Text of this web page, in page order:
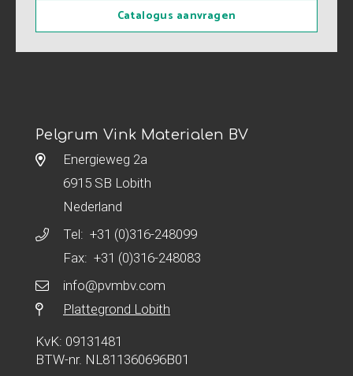
Catalogus aanvragen
Pelgrum Vink Materialen BV
Energieweg 2a
6915 SB Lobith
Nederland
Tel: +31 (0)316-248099
Fax: +31 (0)316-248083
info@pvmbv.com
Plattegrond Lobith
KvK: 09131481
BTW-nr. NL811360696B01